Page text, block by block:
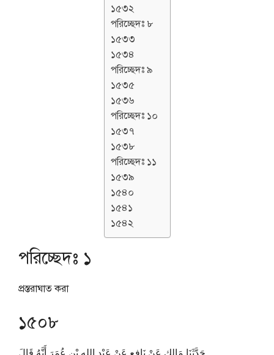
১৫৩২
পরিচ্ছেদঃ ৮
১৫৩৩
১৫৩৪
পরিচ্ছেদঃ ৯
১৫৩৫
১৫৩৬
পরিচ্ছেদঃ ১০
১৫৩৭
১৫৩৮
পরিচ্ছেদঃ ১১
১৫৩৯
১৫৪০
১৫৪১
১৫৪২
পরিচ্ছেদঃ ১
প্রস্তরাঘাত করা
১৫০৮